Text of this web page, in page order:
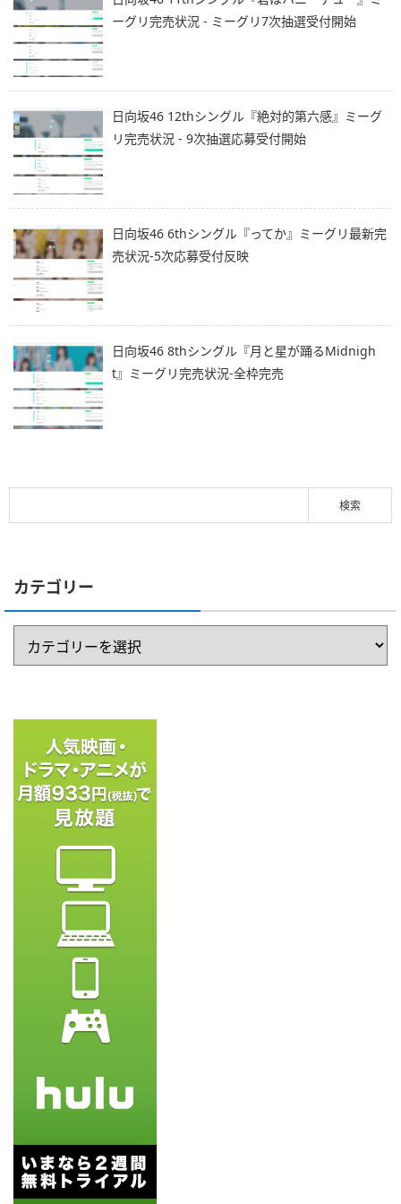
ーグリ完売状況 - ミーグリ7次抽選受付開始
日向坂46 12thシングル『絶対的第六感』ミーグ
リ完売状況 - 9次抽選応募受付開始
日向坂46 6thシングル『ってか』ミーグリ最新完
売状況-5次応募受付反映
日向坂46 8thシングル『月と星が踊るMidnigh
t』ミーグリ完売状況-全枠完売
カテゴリー